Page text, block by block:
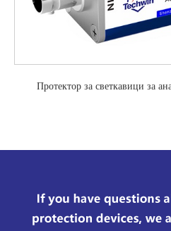
Протектор за светкавици за